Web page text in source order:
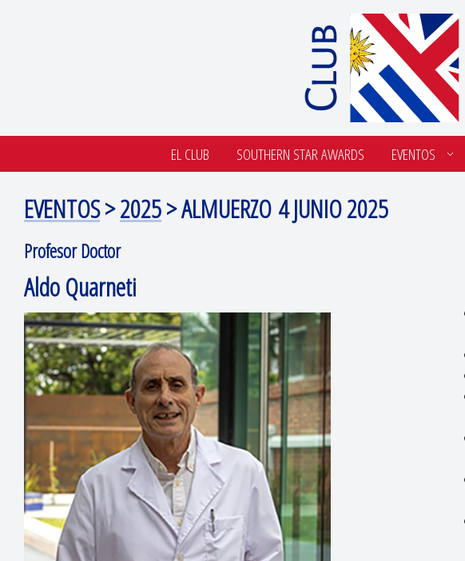
EL CLUB SOUTHERN STAR AWARDS EVENTOS
EVENTOS>2025> ALMUERZO 4 JUNIO 2025
Profesor Doctor
Aldo Quarneti